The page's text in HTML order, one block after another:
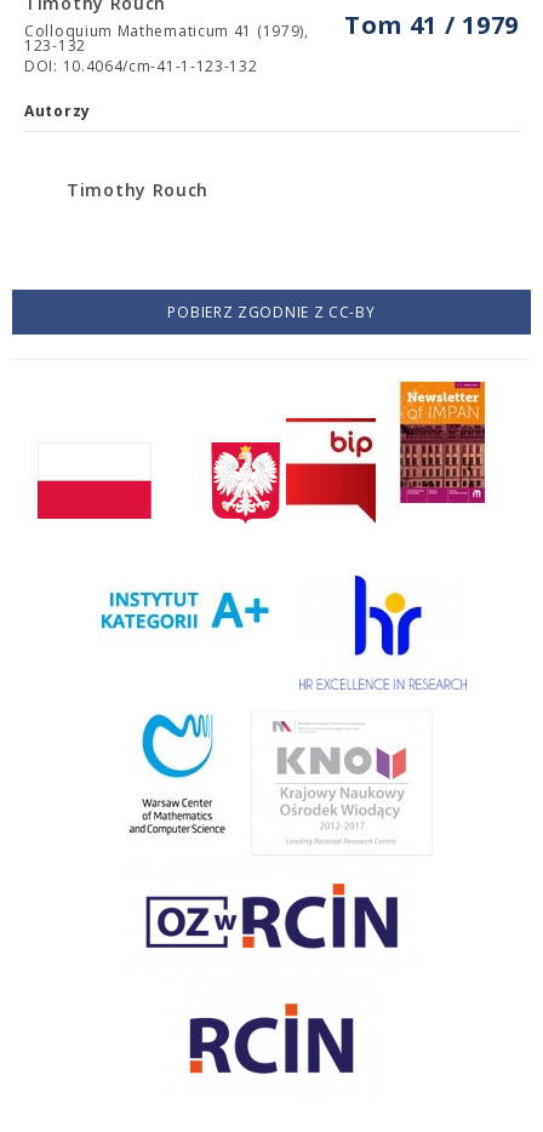
Tom 41 / 1979
Colloquium Mathematicum 41 (1979),
123-132
DOI: 10.4064/cm-41-1-123-132
Autorzy
Timothy Rouch
POBIERZ ZGODNIE Z CC-BY